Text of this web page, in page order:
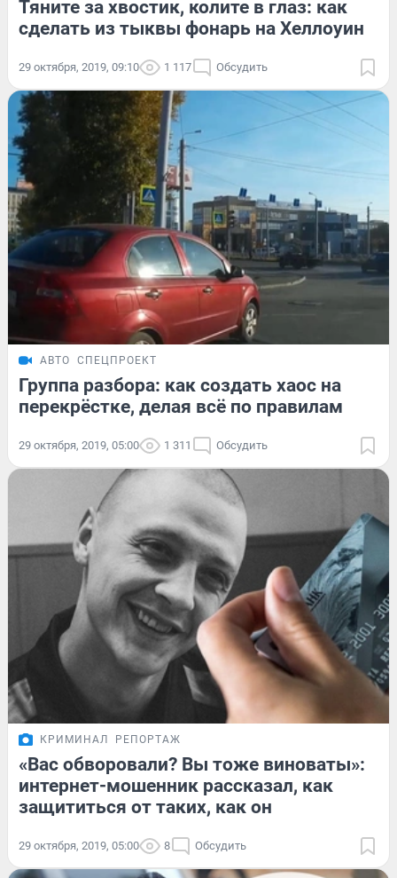
Тяните за хвостик, колите в глаз: как
сделать из тыквы фонарь на Хеллоуин
29 октября, 2019, 09:10 1 117 Обсудить
АВТО СПЕЦПРОЕКТ
Группа разбора: как создать хаос на
перекрёстке, делая всё по правилам
29 октября, 2019, 05:00 1 311 Обсудить
КРИМИНАЛ РЕПОРТАЖ
«Вас обворовали? Вы тоже виноваты»:
интернет-мошенник рассказал, как
защититься от таких, как он
29 октября, 2019, 05:00 8 Обсудить